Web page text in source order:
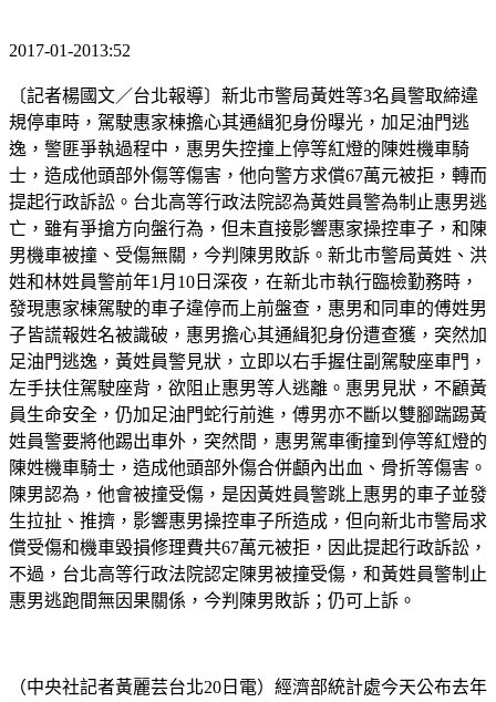
2017-01-2013:52
〔記者楊國文／台北報導〕新北市警局黃姓等3名員警取締違
規停車時，駕駛惠家棟擔心其通緝犯身份曝光，加足油門逃
逸，警匪爭執過程中，惠男失控撞上停等紅燈的陳姓機車騎
士，造成他頭部外傷等傷害，他向警方求償67萬元被拒，轉而
提起行政訴訟。台北高等行政法院認為黃姓員警為制止惠男逃
亡，雖有爭搶方向盤行為，但未直接影響惠家操控車子，和陳
男機車被撞、受傷無關，今判陳男敗訴。新北市警局黃姓、洪
姓和林姓員警前年1月10日深夜，在新北市執行臨檢勤務時，
發現惠家棟駕駛的車子違停而上前盤查，惠男和同車的傅姓男
子皆謊報姓名被識破，惠男擔心其通緝犯身份遭查獲，突然加
足油門逃逸，黃姓員警見狀，立即以右手握住副駕駛座車門，
左手扶住駕駛座背，欲阻止惠男等人逃離。惠男見狀，不顧黃
員生命安全，仍加足油門蛇行前進，傅男亦不斷以雙腳踹踢黃
姓員警要將他踢出車外，突然間，惠男駕車衝撞到停等紅燈的
陳姓機車騎士，造成他頭部外傷合併顱內出血、骨折等傷害。
陳男認為，他會被撞受傷，是因黃姓員警跳上惠男的車子並發
生拉扯、推擠，影響惠男操控車子所造成，但向新北市警局求
償受傷和機車毀損修理費共67萬元被拒，因此提起行政訴訟，
不過，台北高等行政法院認定陳男被撞受傷，和黃姓員警制止
惠男逃跑間無因果關係，今判陳男敗訴；仍可上訴。
（中央社記者黃麗芸台北20日電）經濟部統計處今天公布去年